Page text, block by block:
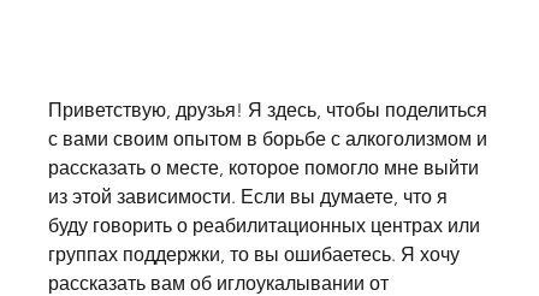
Приветствую, друзья! Я здесь, чтобы поделиться
с вами своим опытом в борьбе с алкоголизмом и
рассказать о месте, которое помогло мне выйти
из этой зависимости. Если вы думаете, что я
буду говорить о реабилитационных центрах или
группах поддержки, то вы ошибаетесь. Я хочу
рассказать вам об иглоукалывании от